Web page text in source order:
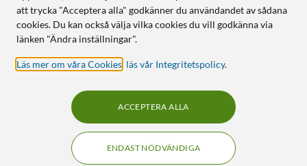
Sverige
Norge
KUNSKAP OCH TILLBEHÖR TILL
att trycka "Acceptera alla" godkänner du användandet av sådana
cookies. Du kan också välja vilka cookies du vill godkänna via
länken "Ändra inställningar".
Läs mer om våra Cookies läs vår Integritetspolicy.
ENDAST NÖDVÄNDIGA
ACCEPTERA ALLA